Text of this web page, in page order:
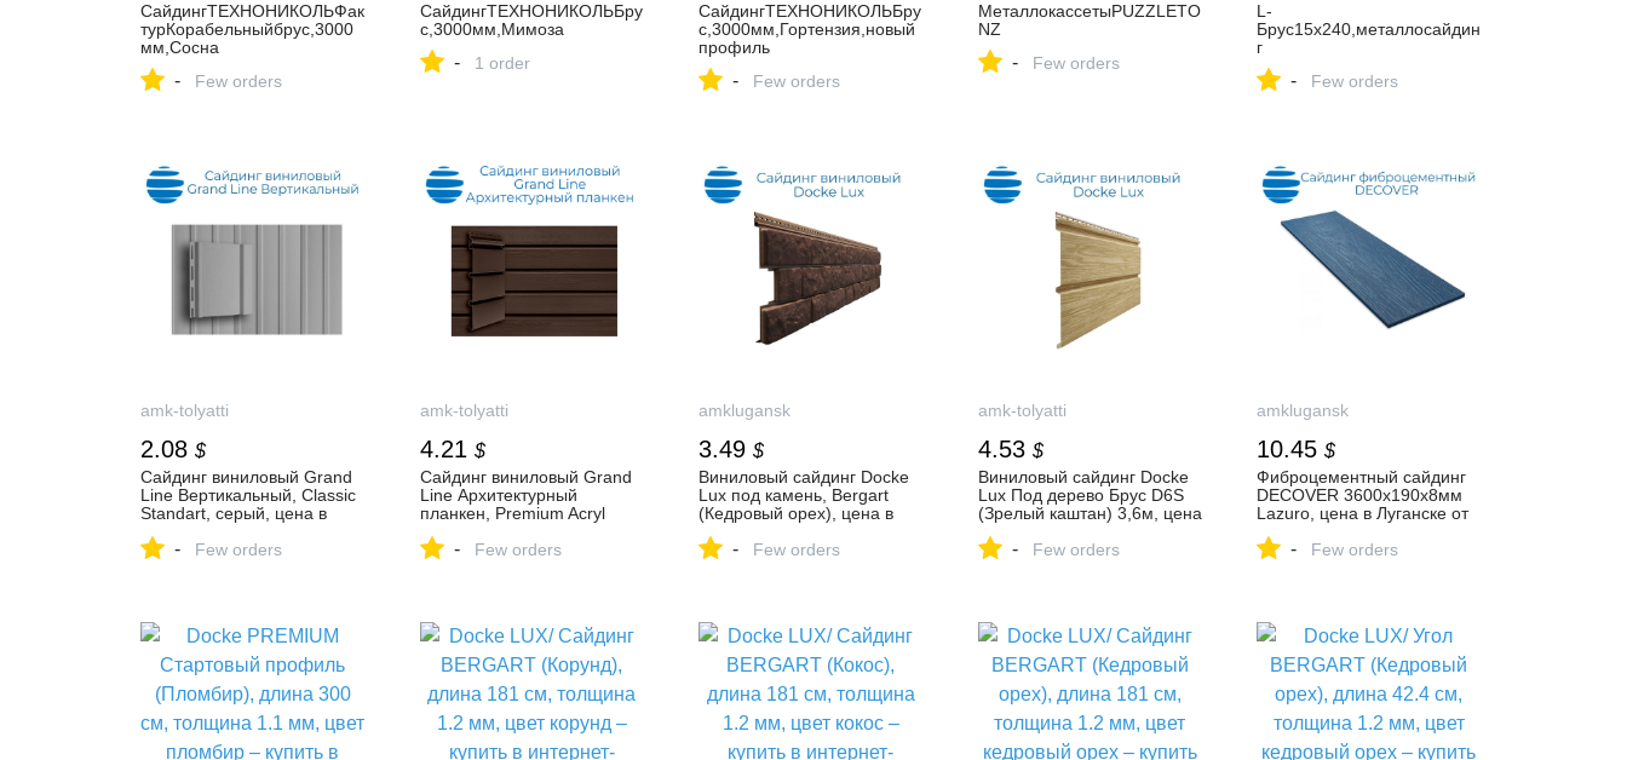
СайдингТЕХНОНИКОЛЬФак
турКорабельныйбрус,3000
мм,Сосна
- Few orders
СайдингТЕХНОНИКОЛЬБру
с,3000мм,Мимоза
- 1 order
СайдингТЕХНОНИКОЛЬБру
с,3000мм,Гортензия,новый
профиль
- Few orders
МеталлокассетыPUZZLETO
NZ
- Few orders
L-
Брус15х240,металлосайдин
г
- Few orders
amk-tolyatti
2.08 $
Сайдинг виниловый Grand
Line Вертикальный, Classic
Standart, серый, цена в
«АМК-Групп»
- Few orders
amk-tolyatti
4.21 $
Сайдинг виниловый Grand
Line Архитектурный
планкен, Premium Acryl
Тольятти от компании
- Few orders
amklugansk
3.49 $
Виниловый сайдинг Docke
Lux под камень, Bergart
(Кедровый орех), цена в
«АМК-Групп»
- Few orders
amk-tolyatti
4.53 $
Виниловый сайдинг Docke
Lux Под дерево Брус D6S
(Зрелый каштан) 3,6м, цена
«АМК-Групп»
- Few orders
amklugansk
10.45 $
Фиброцементный сайдинг
DECOVER 3600x190x8мм
Lazuro, цена в Луганске от
- Few orders